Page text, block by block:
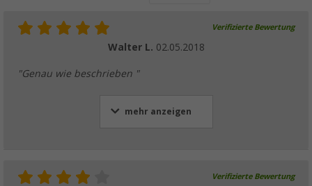
Verifizierte Bewertung
Walter L. 02.05.2018
"Genau wie beschrieben "
mehr anzeigen
Verifizierte Bewertung